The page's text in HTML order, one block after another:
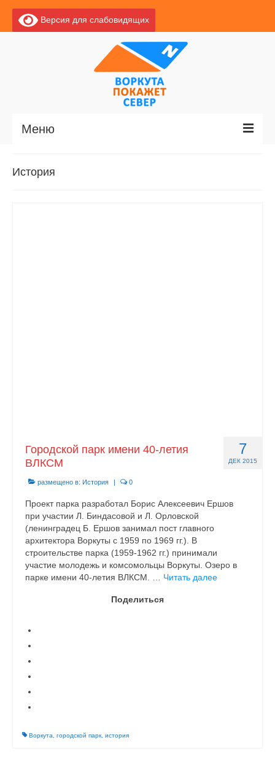
Версия для слабовидящих
Меню
История
7
ДЕК 2015
Городской парк имени 40-летия
ВЛКСМ
размещено в: История | 0
Проект парка разработал Борис Алексеевич Ершов
при участии Л. Биндасовой и Л. Орловской
(ленинградец Б. Ершов занимал пост главного
архитектора Воркуты с 1959 по 1969 гг.). В
строительстве парка (1959-1962 гг.) принимали
участие молодежь и комсомольцы Воркуты. Озеро в
парке имени 40-летия ВЛКСМ. … Читать далее
Поделиться
Воркута городской парк история